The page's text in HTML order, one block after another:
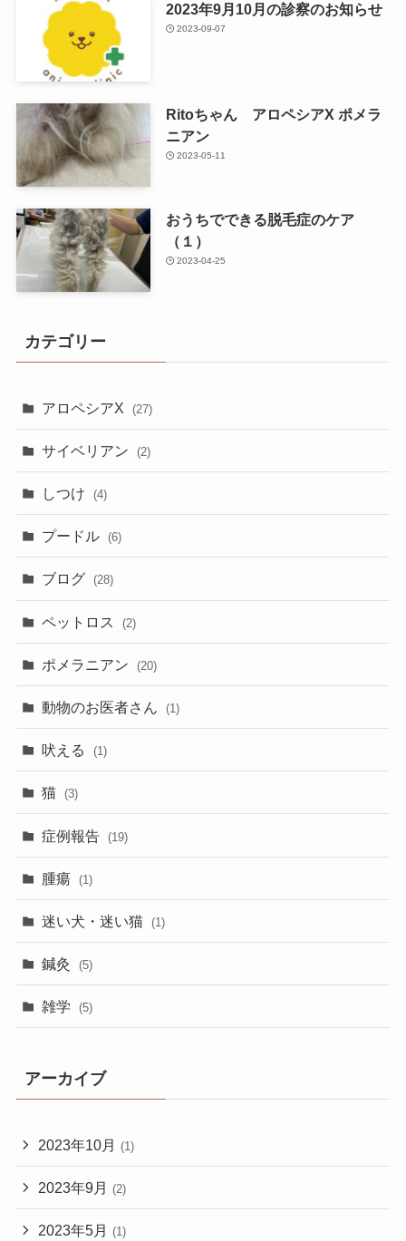
2023年9月10月の診察のお知らせ
2023-09-07
Ritoちゃん アロペシアX ポメラ
ニアン
2023-05-11
おうちでできる脱毛症のケア
（１）
2023-04-25
カテゴリー
アロペシアX (27)
サイベリアン (2)
しつけ (4)
プードル (6)
ブログ (28)
ペットロス (2)
ポメラニアン (20)
動物のお医者さん (1)
吠える (1)
猫 (3)
症例報告 (19)
腫瘍 (1)
迷い犬・迷い猫 (1)
鍼灸 (5)
雑学 (5)
アーカイブ
2023年10月 (1)
2023年9月 (2)
2023年5月 (1)